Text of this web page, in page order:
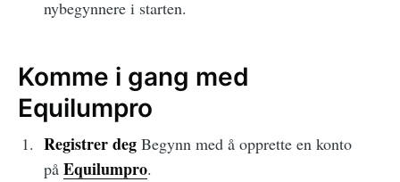
nybegynnere i starten.
Komme i gang med
Equilumpro
Registrer degBegynn med å opprette en konto
på Equilumpro.